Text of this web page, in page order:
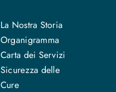
La Nostra Storia
Organigramma
Carta dei Servizi
Sicurezza delle
Cure